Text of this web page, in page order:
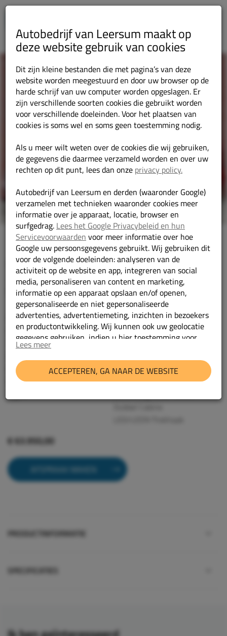
Mercedes-Benz V-Klasse
220d Lang AMG Pakket Dubbel Cabine
LED/LEER/Trekhaak
Bouwjaar: 2024
Brandstof: Diesel
Transmissie:
Kenteken: V25NLF
Kleur: rood
€ 63.950,00
AFSPRAAK MAKEN
PRODUCTINFORMATIE
SPECIFICATIES
Autobedrijf van Leersum maakt op
deze website gebruik van cookies
Dit zijn kleine bestanden die met pagina’s van deze
website worden meegestuurd en door uw browser op de
harde schrijf van uw computer worden opgeslagen. Er
zijn verschillende soorten cookies die gebruikt worden
voor verschillende doeleinden. Voor het plaatsen van
cookies is soms wel en soms geen toestemming nodig.
Als u meer wilt weten over de cookies die wij gebruiken,
de gegevens die daarmee verzameld worden en over uw
rechten op dit punt, lees dan onze privacy policy.
Autobedrijf van Leersum en derden (waaronder Google)
verzamelen met technieken waaronder cookies meer
informatie over je apparaat, locatie, browser en
surfgedrag. Lees het Google Privacybeleid en hun
Servicevoorwaarden voor meer informatie over hoe
Google uw persoonsgegevens gebruikt. Wij gebruiken dit
voor de volgende doeleinden: analyseren van de
activiteit op de website en app, integreren van social
media, personaliseren van content en marketing,
informatie op een apparaat opslaan en/of openen,
gepersonaliseerde en niet gepersonaliseerde
advertenties, advertentiemeting, inzichten in bezoekers
en productontwikkeling. Wij kunnen ook uw geolocatie
gegevens gebruiken, indien u hier toestemming voor
geeft.
Geef toestemming of stel uw eigen keuze incookie-
instellingen.Lees meer in onzeprivacy policy.
Lees meer
ACCEPTEREN, GA NAAR DE WEBSITE